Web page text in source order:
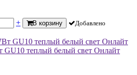
+ В корзину Добавлено
GU10 теплый белый свет Онлайт